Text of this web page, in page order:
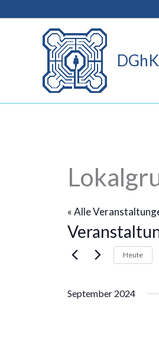
« Alle
Heute
September 2024